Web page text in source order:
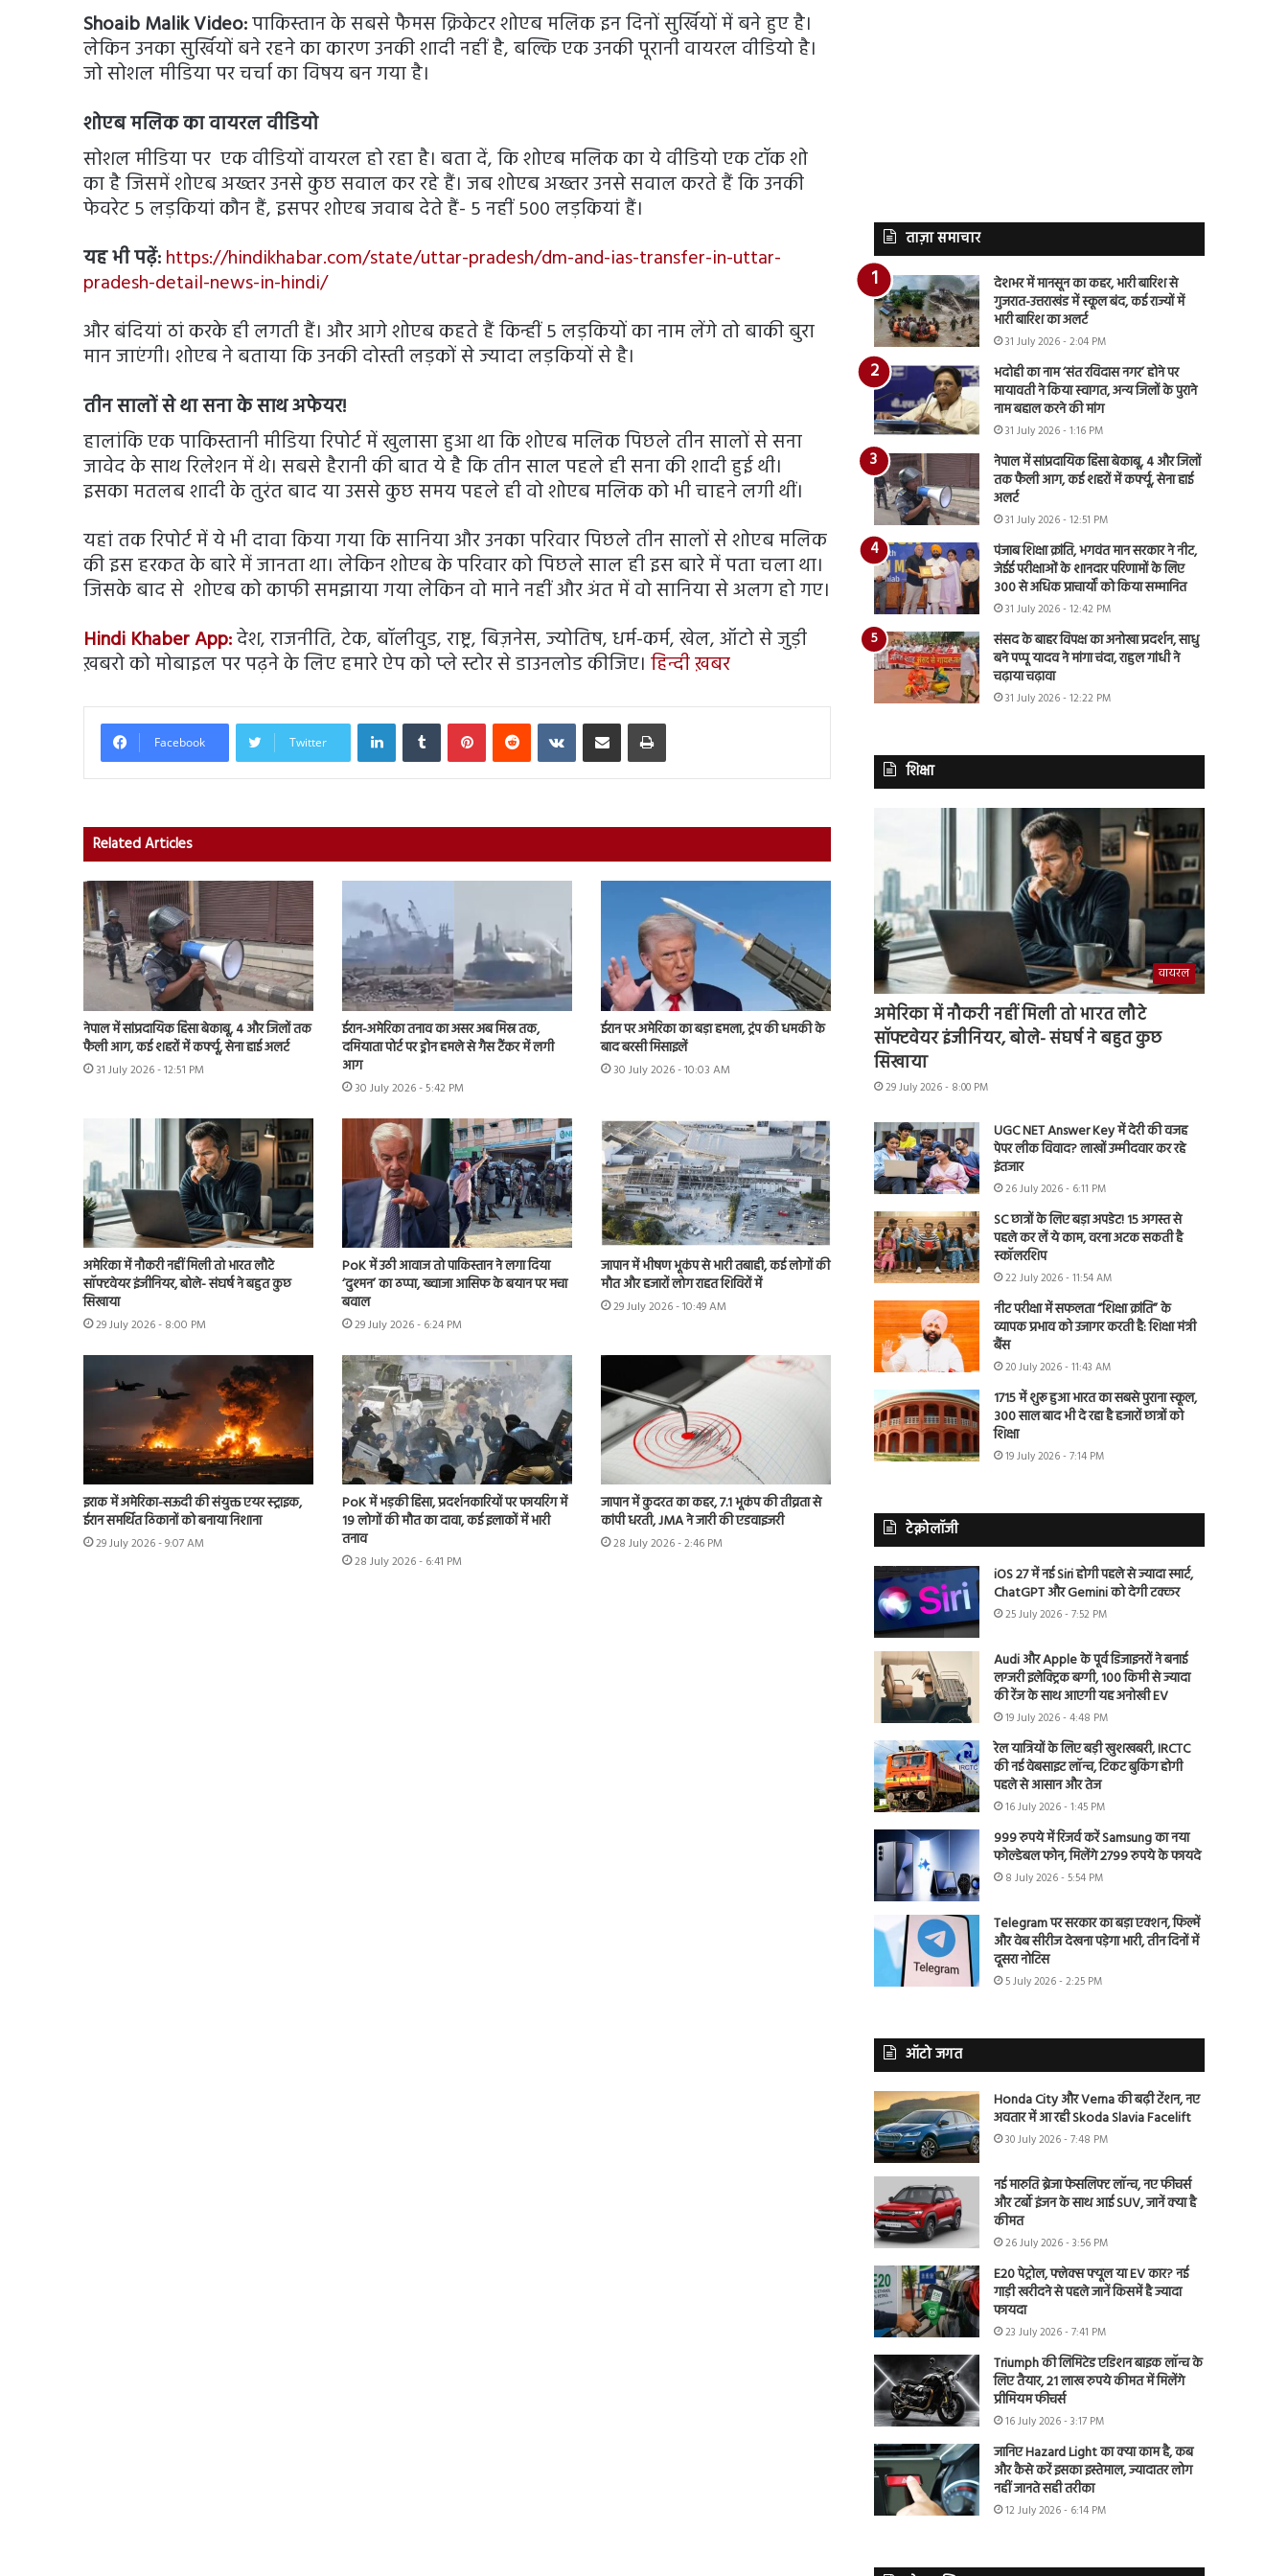
Shoaib Malik Video:पाकिस्तान के सबसे फैमस क्रिकेटर शोएब मलिक इन दिनों सुर्खियों में बने हुए है।
लेकिन उनका सुर्खियों बने रहने का कारण उनकी शादी नहीं है, बल्कि एक उनकी पूरानी वायरल वीडियो है।
जो सोशल मीडिया पर चर्चा का विषय बन गया है।
शोएब मलिक का वायरल वीडियो
सोशल मीडिया पर एक वीडियों वायरल हो रहा है। बता दें, कि शोएब मलिक का ये वीडियो एक टॉक शो
का है जिसमें शोएब अख्तर उनसे कुछ सवाल कर रहे हैं। जब शोएब अख्तर उनसे सवाल करते हैं कि उनकी
फेवरेट 5 लड़कियां कौन हैं, इसपर शोएब जवाब देते हैं- 5 नहीं 500 लड़कियां हैं।
यह भी पढ़ें:https://hindikhabar.com/state/uttar-pradesh/dm-and-ias-transfer-in-uttar-
pradesh-detail-news-in-hindi/
और बंदियां ठां करके ही लगती हैं। और आगे शोएब कहते हैं किन्हीं 5 लड़कियों का नाम लेंगे तो बाकी बुरा
मान जाएंगी। शोएब ने बताया कि उनकी दोस्ती लड़कों से ज्यादा लड़कियों से है।
तीन सालों से था सना के साथ अफेयर!
हालांकि एक पाकिस्तानी मीडिया रिपोर्ट में खुलासा हुआ था कि शोएब मलिक पिछले तीन सालों से सना
जावेद के साथ रिलेशन में थे। सबसे हैरानी की बात ये है कि तीन साल पहले ही सना की शादी हुई थी।
इसका मतलब शादी के तुरंत बाद या उससे कुछ समय पहले ही वो शोएब मलिक को भी चाहने लगी थीं।
यहां तक रिपोर्ट में ये भी दावा किया गया कि सानिया और उनका परिवार पिछले तीन सालों से शोएब मलिक
की इस हरकत के बारे में जानता था। लेकिन शोएब के परिवार को पिछले साल ही इस बारे में पता चला था।
जिसके बाद से शोएब को काफी समझाया गया लेकिन वो माने नहीं और अंत में वो सानिया से अलग हो गए।
Hindi Khaber App:देश, राजनीति, टेक, बॉलीवुड, राष्ट्र, बिज़नेस, ज्योतिष, धर्म-कर्म, खेल, ऑटो से जुड़ी
ख़बरो को मोबाइल पर पढ़ने के लिए हमारे ऐप को प्ले स्टोर से डाउनलोड कीजिए। हिन्दी ख़बर
Facebook Twitter
LinkedInTumblr PinterestReddit VKontakteShare via Email Print
Related Articles
नेपाल में सांप्रदायिक हिंसा बेकाबू, 4 और जिलों तक
फैली आग, कई शहरों में कर्फ्यू, सेना हाई अलर्ट
31 July 2026 - 12:51 PM
ईरान-अमेरिका तनाव का असर अब मिस्र तक,
दमियाता पोर्ट पर ड्रोन हमले से गैस टैंकर में लगी
आग
30 July 2026 - 5:42 PM
ईरान पर अमेरिका का बड़ा हमला, ट्रंप की धमकी के
बाद बरसी मिसाइलें
30 July 2026 - 10:03 AM
अमेरिका में नौकरी नहीं मिली तो भारत लौटे
सॉफ्टवेयर इंजीनियर, बोले- संघर्ष ने बहुत कुछ
सिखाया
29 July 2026 - 8:00 PM
PoK में उठी आवाज तो पाकिस्तान ने लगा दिया
‘दुश्मन’ का ठप्पा, ख्वाजा आसिफ के बयान पर मचा
बवाल
29 July 2026 - 6:24 PM
जापान में भीषण भूकंप से भारी तबाही, कई लोगों की
मौत और हजारों लोग राहत शिविरों में
29 July 2026 - 10:49 AM
इराक में अमेरिका-सऊदी की संयुक्त एयर स्ट्राइक,
ईरान समर्थित ठिकानों को बनाया निशाना
29 July 2026 - 9:07 AM
PoK में भड़की हिंसा, प्रदर्शनकारियों पर फायरिंग में
19 लोगों की मौत का दावा, कई इलाकों में भारी
तनाव
28 July 2026 - 6:41 PM
जापान में कुदरत का कहर, 7.1 भूकंप की तीव्रता से
कांपी धरती, JMA ने जारी की एडवाइजरी
28 July 2026 - 2:46 PM
ताज़ा समाचार
देशभर में मानसून का कहर, भारी बारिश से
गुजरात-उत्तराखंड में स्कूल बंद, कई राज्यों में
भारी बारिश का अलर्ट
31 July 2026 - 2:04 PM
भदोही का नाम ‘संत रविदास नगर’ होने पर
मायावती ने किया स्वागत, अन्य जिलों के पुराने
नाम बहाल करने की मांग
31 July 2026 - 1:16 PM
नेपाल में सांप्रदायिक हिंसा बेकाबू, 4 और जिलों
तक फैली आग, कई शहरों में कर्फ्यू, सेना हाई
अलर्ट
31 July 2026 - 12:51 PM
पंजाब शिक्षा क्रांति, भगवंत मान सरकार ने नीट,
जेईई परीक्षाओं के शानदार परिणामों के लिए
300 से अधिक प्राचार्यों को किया सम्मानित
31 July 2026 - 12:42 PM
संसद के बाहर विपक्ष का अनोखा प्रदर्शन, साधु
बने पप्पू यादव ने मांगा चंदा, राहुल गांधी ने
चढ़ाया चढ़ावा
31 July 2026 - 12:22 PM
शिक्षा
वायरल
अमेरिका में नौकरी नहीं मिली तो भारत लौटे
सॉफ्टवेयर इंजीनियर, बोले- संघर्ष ने बहुत कुछ
सिखाया
29 July 2026 - 8:00 PM
UGC NET Answer Key में देरी की वजह
पेपर लीक विवाद? लाखों उम्मीदवार कर रहे
इंतजार
26 July 2026 - 6:11 PM
SC छात्रों के लिए बड़ा अपडेट! 15 अगस्त से
पहले कर लें ये काम, वरना अटक सकती है
स्कॉलरशिप
22 July 2026 - 11:54 AM
नीट परीक्षा में सफलता “शिक्षा क्रांति” के
व्यापक प्रभाव को उजागर करती है: शिक्षा मंत्री
बैंस
20 July 2026 - 11:43 AM
1715 में शुरू हुआ भारत का सबसे पुराना स्कूल,
300 साल बाद भी दे रहा है हजारों छात्रों को
शिक्षा
19 July 2026 - 7:14 PM
टेक्नोलॉजी
iOS 27 में नई Siri होगी पहले से ज्यादा स्मार्ट,
ChatGPT और Gemini को देगी टक्कर
25 July 2026 - 7:52 PM
Audi और Apple के पूर्व डिजाइनरों ने बनाई
लग्जरी इलेक्ट्रिक बग्गी, 100 किमी से ज्यादा
की रेंज के साथ आएगी यह अनोखी EV
19 July 2026 - 4:48 PM
रेल यात्रियों के लिए बड़ी खुशखबरी, IRCTC
की नई वेबसाइट लॉन्च, टिकट बुकिंग होगी
पहले से आसान और तेज
16 July 2026 - 1:45 PM
999 रुपये में रिजर्व करें Samsung का नया
फोल्डेबल फोन, मिलेंगे 2799 रुपये के फायदे
8 July 2026 - 5:54 PM
Telegram पर सरकार का बड़ा एक्शन, फिल्में
और वेब सीरीज देखना पड़ेगा भारी, तीन दिनों में
दूसरा नोटिस
5 July 2026 - 2:25 PM
ऑटो जगत
Honda City और Verna की बढ़ी टेंशन, नए
अवतार में आ रही Skoda Slavia Facelift
30 July 2026 - 7:48 PM
नई मारुति ब्रेजा फेसलिफ्ट लॉन्च, नए फीचर्स
और टर्बो इंजन के साथ आई SUV, जानें क्या है
कीमत
26 July 2026 - 3:56 PM
E20 पेट्रोल, फ्लेक्स फ्यूल या EV कार? नई
गाड़ी खरीदने से पहले जानें किसमें है ज्यादा
फायदा
23 July 2026 - 7:41 PM
Triumph की लिमिटेड एडिशन बाइक लॉन्च के
लिए तैयार, 21 लाख रुपये कीमत में मिलेंगे
प्रीमियम फीचर्स
16 July 2026 - 3:17 PM
जानिए Hazard Light का क्या काम है, कब
और कैसे करें इसका इस्तेमाल, ज्यादातर लोग
नहीं जानते सही तरीका
12 July 2026 - 6:14 PM